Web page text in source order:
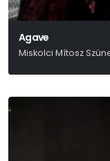
Agave
Miskolci Mítosz